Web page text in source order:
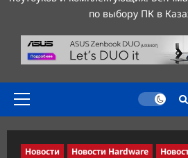
по выбору ПК в
Основное
Новости Новости Hardware